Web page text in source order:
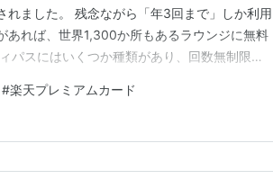
れました。 残念ながら「年3回まで」しか利用
あれば、世界1,300か所もあるラウンジに無料
パスにはいくつか種類があり、回数無制限の
プライオリティパスです。 「住信SBIネット
#楽天プレミアムカード